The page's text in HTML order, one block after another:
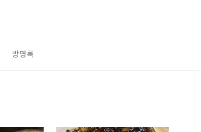
방명록